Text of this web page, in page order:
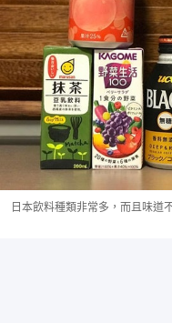
日本飲料種類非常多，而且味道